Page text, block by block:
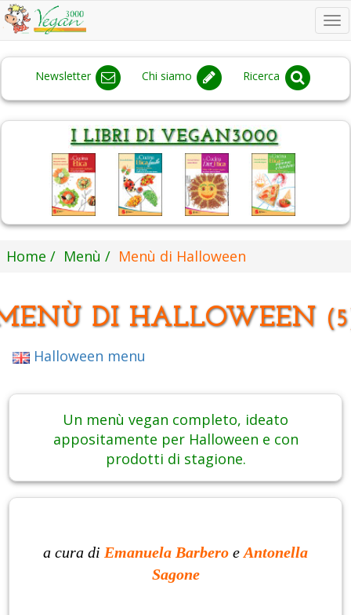
Newsletter Chi siamo Ricerca
Home Menù Menù di Halloween
DI HALLOWEEN
Halloween menu
Un menù vegan completo, ideato
appositamente per Halloween e con
prodotti di stagione.
a cura di Emanuela Barbero e Antonella
Sagone